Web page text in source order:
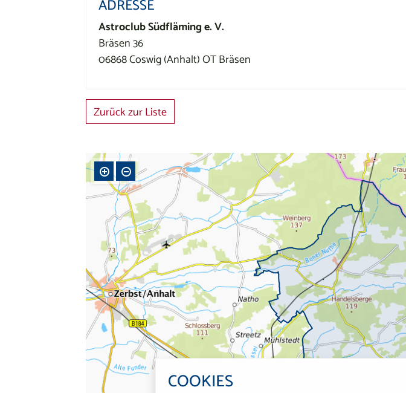
COOKIES
ADRESSE
Astroclub Südfläming e. V.
Bräsen 36
06868 Coswig (Anhalt) OT Bräsen
Zurück zur Liste